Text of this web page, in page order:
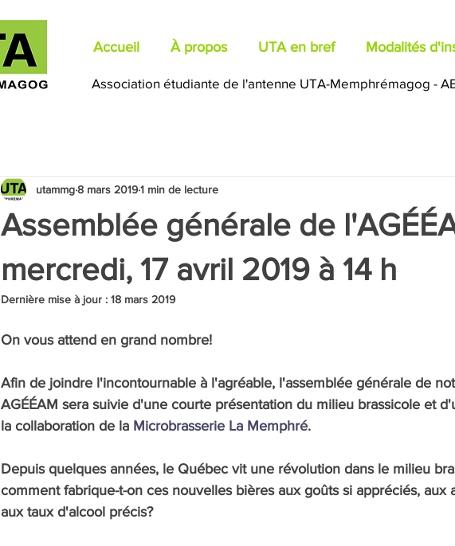
Accueil À propos UTA en bref Modalités
Association étudiante de l'antenne UTA-Memphrémagog -
Assemblée générale de
mercredi, 17 avril 2019 à 14 h
utammg8 mars 20191 min de lecture
Dernière mise à jour : 18 mars 2019
On vous attend en grand nombre!
Afin de joindre l'incontournable à l'agréable, l'assemblée générale de
AGÉÉAM sera suivie d'une courte présentation du milieu brassicole et
la collaboration de la Microbrasserie La Memphré.
Depuis quelques années, le Québec vit une révolution dans le milieu
comment fabrique-t-on ces nouvelles bières aux goûts si appréciés, aux
aux taux d'alcool précis?